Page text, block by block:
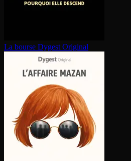
La bourse Dygest Original